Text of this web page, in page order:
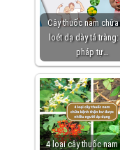
Cây thuốc nam
loét dạ dày tá
pháp tự…
4 loại cây thuốc